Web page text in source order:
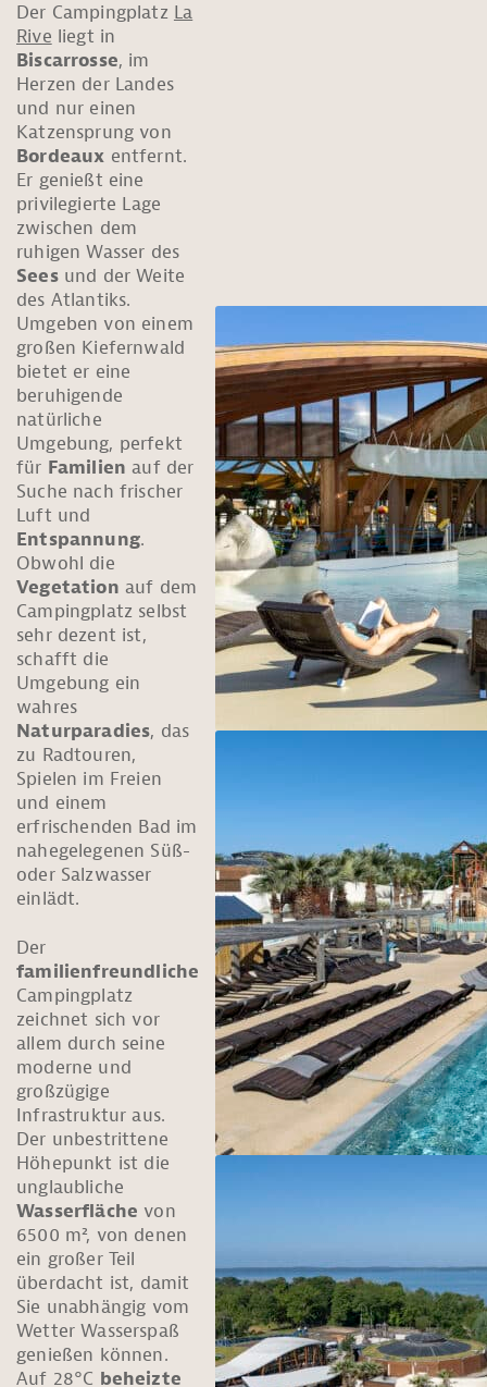
Der Campingplatz La
Rive liegt in
Biscarrosse, im
Herzen der Landes
und nur einen
Katzensprung von
Bordeaux entfernt.
Er genießt eine
privilegierte Lage
zwischen dem
ruhigen Wasser des
Seesund der Weite
des Atlantiks.
Umgeben von einem
großen Kiefernwald
bietet er eine
beruhigende
natürliche
Umgebung, perfekt
für Familien auf der
Suche nach frischer
Luft und
Entspannung.
Obwohl die
Vegetation auf dem
Campingplatz selbst
sehr dezent ist,
schafft die
Umgebung ein
wahres
Naturparadies, das
zu Radtouren,
Spielen im Freien
und einem
erfrischenden Bad im
nahegelegenen Süß-
oder Salzwasser
einlädt.
Der
familienfreundliche
Campingplatz
zeichnet sich vor
allem durch seine
moderne und
großzügige
Infrastruktur aus.
Der unbestrittene
Höhepunkt ist die
unglaubliche
Wasserfläche von
6500 m², von denen
ein großer Teil
überdacht ist, damit
Sie unabhängig vom
Wetter Wasserspaß
genießen können.
Auf 28°C beheizte